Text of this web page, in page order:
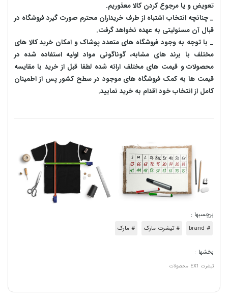
تعویض و یا مرجوع کردن کالا معذوریم.
_ چنانچه انتخاب اشتباه از طرف خریداران محترم صورت گیرد فروشگاه در
قبال آن مسئولیتی به عهده نخواهد گرفت.
_ با توجه به‌ وجود فروشگاه های متعدد‌ پوشاک و امکان خرید کالا های
مختلف با برند های مشابه، گوناگونی مواد اولیه استفاده شده در
محصولات و قیمت های مختلف ارائه شده لطفا قبل از خرید با مقایسه
قیمت ها به کمک فروشگاه های موجود در سطح کشور پس از اطمینان
کامل از انتخاب خود اقدام به خرید نمایید.
برچسبها :
# brand
# تیشرت مارک # مارک
بخشها :
تیشرت EX1 محصولات